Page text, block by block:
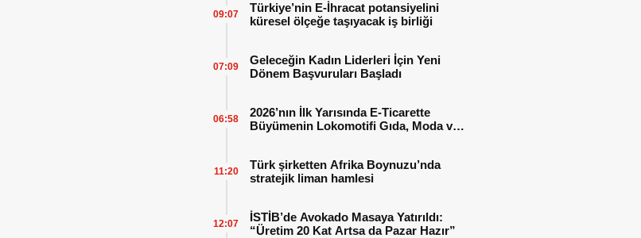
Türkiye’nin E-İhracat potansiyelini
küresel ölçeğe taşıyacak iş birliği
09:07
Geleceğin Kadın Liderleri İçin Yeni
Dönem Başvuruları Başladı
07:09
2026’nın İlk Yarısında E-Ticarette
Büyümenin Lokomotifi Gıda, Moda ve
06:58
Türk şirketten Afrika Boynuzu’nda
stratejik liman hamlesi
11:20
İSTİB’de Avokado Masaya Yatırıldı:
“Üretim 20 Kat Artsa da Pazar Hazır”
12:07